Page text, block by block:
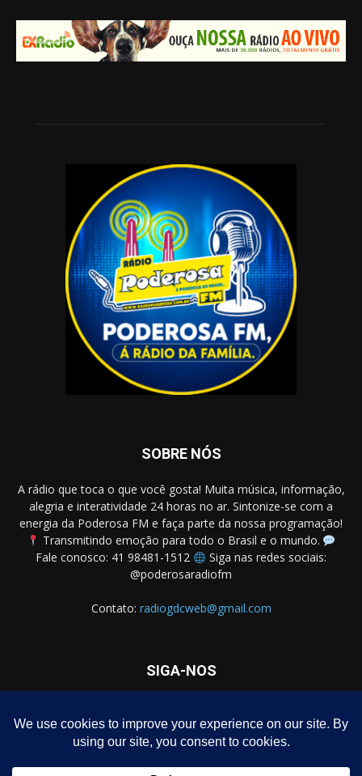
SOBRE NÓS
A rádio que toca o que você gosta! Muita música, informação,
alegria e interatividade 24 horas no ar. Sintonize-se com a
energia da Poderosa FM e faça parte da nossa programação!
Transmitindo emoção para todo o Brasil e o mundo.
Fale conosco: 41 98481-1512
Siga nas redes sociais:
@poderosaradiofm
Contato: radiogdcweb@gmail.com
SIGA-NOS